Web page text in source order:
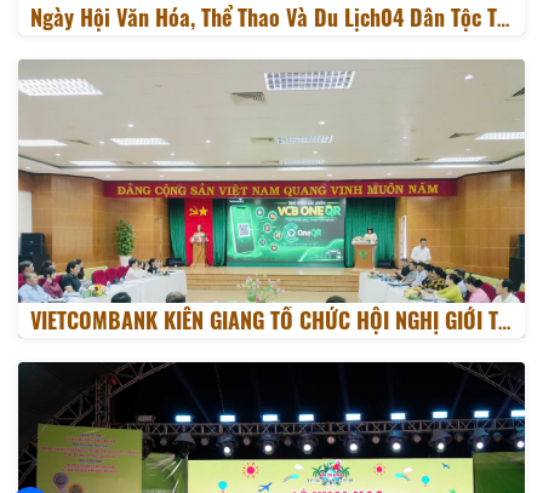
Ngày Hội Văn Hóa, Thể Thao Và Du Lịch04 Dân Tộc Tỉnh An Giang Lần Thứ I Năm 2026
VIETCOMBANK KIÊN GIANG TỔ CHỨC HỘI NGHỊ GIỚI THIỆU SẢN PHẨM VCB ONEQR